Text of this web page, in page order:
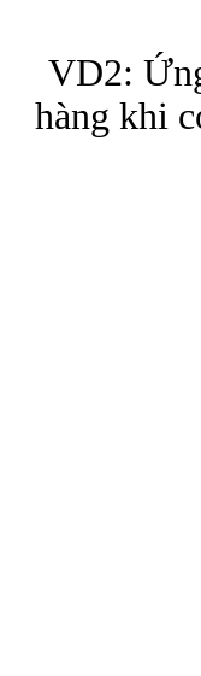
VD2:
hàng khi